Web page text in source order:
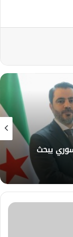
يبحث